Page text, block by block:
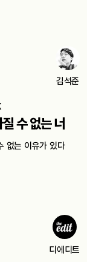
김석준
수 없는 너
없는 이유가 있다
디에디트